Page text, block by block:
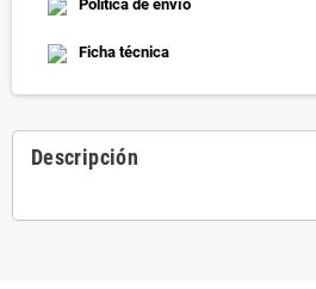
Politica de envío
Ficha técnica
Descripción